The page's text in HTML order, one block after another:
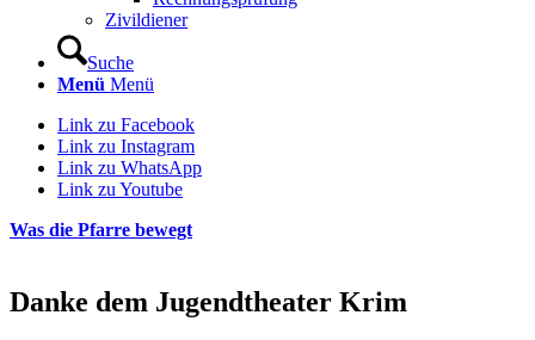
Zivildiener
Suche
Menü Menü
Link zu Facebook
Link zu Instagram
Link zu WhatsApp
Link zu Youtube
Was die Pfarre bewegt
Danke dem Jugendtheater Krim